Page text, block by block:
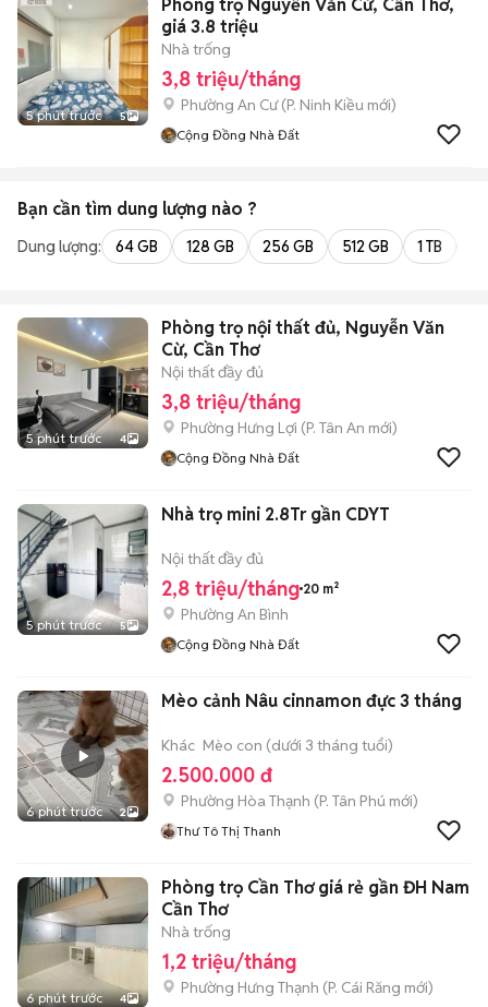
5 phút trước 5
Phòng trọ Nguyễn Văn Cừ, Cần Thơ,
giá 3.8 triệu
Nhà trống
3,8 triệu/tháng
Phường An Cư(P. Ninh Kiều mới)
Cộng Đồng Nhà Đất
Bạn cần tìm dung lượng nào ?
Dung lượng: 64 GB 128 GB 256 GB 512 GB 1 TB
5 phút trước 4
Phòng trọ nội thất đủ, Nguyễn Văn
Cừ, Cần Thơ
Nội thất đầy đủ
3,8 triệu/tháng
Phường Hưng Lợi (P. Tân An mới)
Cộng Đồng Nhà Đất
5 phút trước 5
Nhà trọ mini 2.8Tr gần CDYT
Nội thất đầy đủ
2,8 triệu/tháng 20 m²
Phường An Bình
Cộng Đồng Nhà Đất
6 phút trước 2
Mèo cảnh Nâu cinnamon đực 3 tháng
Khác Mèo con (dưới 3 tháng tuổi)
2.500.000 đ
Phường Hòa Thạnh (P. Tân Phú mới)
Thư Tô Thị Thanh
6 phút trước 4
Phòng trọ Cần Thơ giá rẻ gần ĐH Nam
Cần Thơ
Nhà trống
1,2 triệu/tháng
Phường Hưng Thạnh (P. Cái Răng mới)